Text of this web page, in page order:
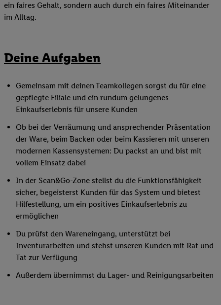
ein faires Gehalt, sondern auch durch ein faires Miteinander
im Alltag.
Deine Aufgaben
Gemeinsam mit deinen Teamkollegen sorgst du für eine
gepflegte Filiale und ein rundum gelungenes
Einkaufserlebnis für unsere Kunden
Ob bei der Verräumung und ansprechender Präsentation
der Ware, beim Backen oder beim Kassieren mit unseren
modernen Kassensystemen: Du packst an und bist mit
vollem Einsatz dabei
In der Scan&Go-Zone stellst du die Funktionsfähigkeit
sicher, begeisterst Kunden für das System und bietest
Hilfestellung, um ein positives Einkaufserlebnis zu
ermöglichen
Du prüfst den Wareneingang, unterstützt bei
Inventurarbeiten und stehst unseren Kunden mit Rat und
Tat zur Verfügung
Außerdem übernimmst du Lager- und Reinigungsarbeiten